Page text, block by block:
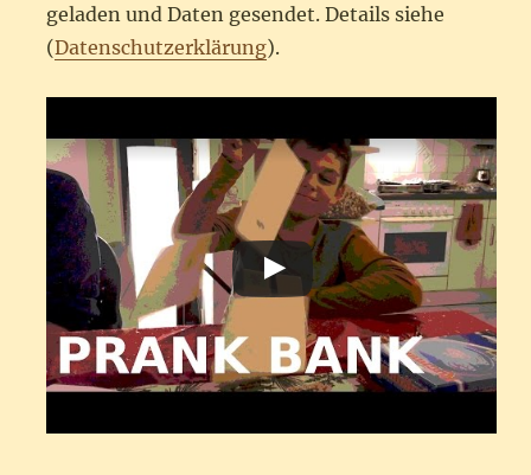
geladen und Daten gesendet. Details siehe
(Datenschutzerklärung).